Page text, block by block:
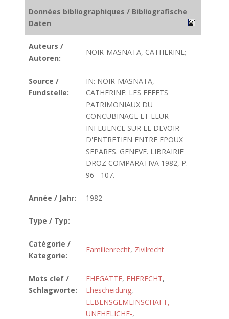
Données bibliographiques / Bibliografische
Daten
Auteurs /
Autoren:
NOIR-MASNATA, CATHERINE;
Source /
Fundstelle:
IN: NOIR-MASNATA,
CATHERINE: LES EFFETS
PATRIMONIAUX DU
CONCUBINAGE ET LEUR
INFLUENCE SUR LE DEVOIR
D'ENTRETIEN ENTRE EPOUX
SEPARES. GENEVE. LIBRAIRIE
DROZ COMPARATIVA 1982, P.
96 - 107.
Année / Jahr: 1982
Type / Typ:
Catégorie /
Kategorie:
Familienrecht, Zivilrecht
Mots clef /
Schlagworte:
EHEGATTE, EHERECHT,
Ehescheidung,
LEBENSGEMEINSCHAFT,
UNEHELICHE-,